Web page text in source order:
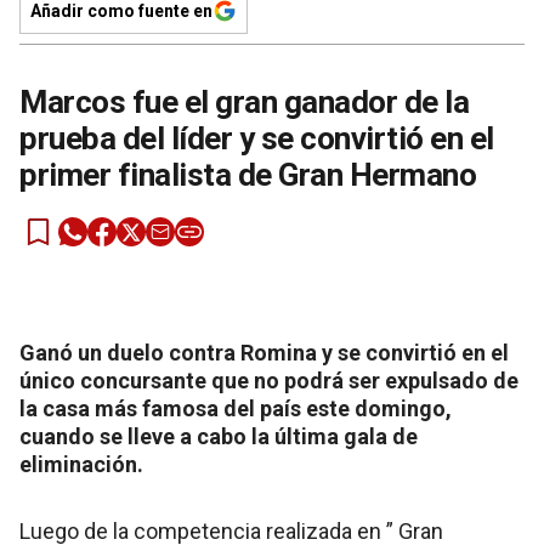
Añadir como fuente en
Marcos fue el gran ganador de la
prueba del líder y se convirtió en el
primer finalista de Gran Hermano
Ganó un duelo contra Romina y se convirtió en el
único concursante que no podrá ser expulsado de
la casa más famosa del país este domingo,
cuando se lleve a cabo la última gala de
eliminación.
Luego de la competencia realizada en ” Gran